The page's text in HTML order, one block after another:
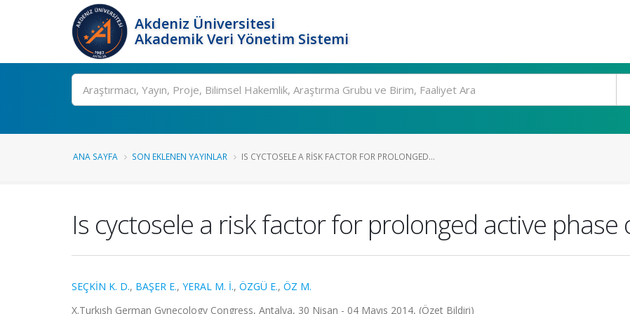
Akdeniz Üniversitesi
Akademik Veri Yönetim Sistemi
Ara
ANA SAYFA SON EKLENEN YAYINLAR IS CYCTOSELE A RISK FACTOR FOR PROLONGED...
Is cyctosele a risk factor for prolonged active phase
SEÇKİN K. D., BAŞER E., YERAL M. İ., ÖZGÜ E., ÖZ M.
X.Turkısh German Gynecology Congress, Antalya, 30 Nisan - 04 Mayıs 2014, (Özet Bildiri)